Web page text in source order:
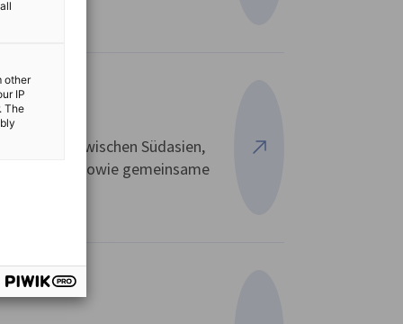
der Welt: zwischen Südasien,
Meer sowie gemeinsame
Mehr ansehen
other
IP
The